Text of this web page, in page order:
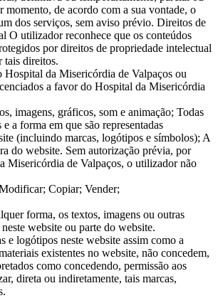
momento, de acordo com a sua vontade, o
dos serviços, sem aviso prévio. Direitos de
O utilizador reconhece que os conteúdos
por direitos de propriedade intelectual
tais direitos.
Hospital da Misericórdia de Valpaços ou
a favor do Hospital da Misericórdia
imagens, gráficos, som e animação; Todas
a forma em que são representadas
(incluindo marcas, logótipos e símbolos); A
do website. Sem autorização prévia, por
Misericórdia de Valpaços, o utilizador não
Copiar; Vender;
forma, os textos, imagens ou outras
website ou parte do website.
e logótipos neste website assim como a
existentes no website, não concedem,
como concedendo, permissão aos
direta ou indiretamente, tais marcas,